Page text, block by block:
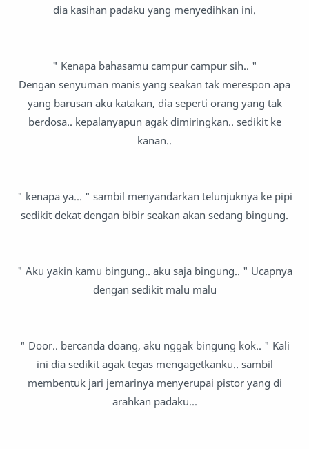
dia kasihan padaku yang menyedihkan ini.
" Kenapa bahasamu campur campur sih.. "
Dengan senyuman manis yang seakan tak merespon apa
yang barusan aku katakan, dia seperti orang yang tak
berdosa.. kepalanyapun agak dimiringkan.. sedikit ke
kanan..
" kenapa ya... " sambil menyandarkan telunjuknya ke pipi
sedikit dekat dengan bibir seakan akan sedang bingung.
" Aku yakin kamu bingung.. aku saja bingung.. " Ucapnya
dengan sedikit malu malu
" Door.. bercanda doang, aku nggak bingung kok.. " Kali
ini dia sedikit agak tegas mengagetkanku.. sambil
membentuk jari jemarinya menyerupai pistor yang di
arahkan padaku...